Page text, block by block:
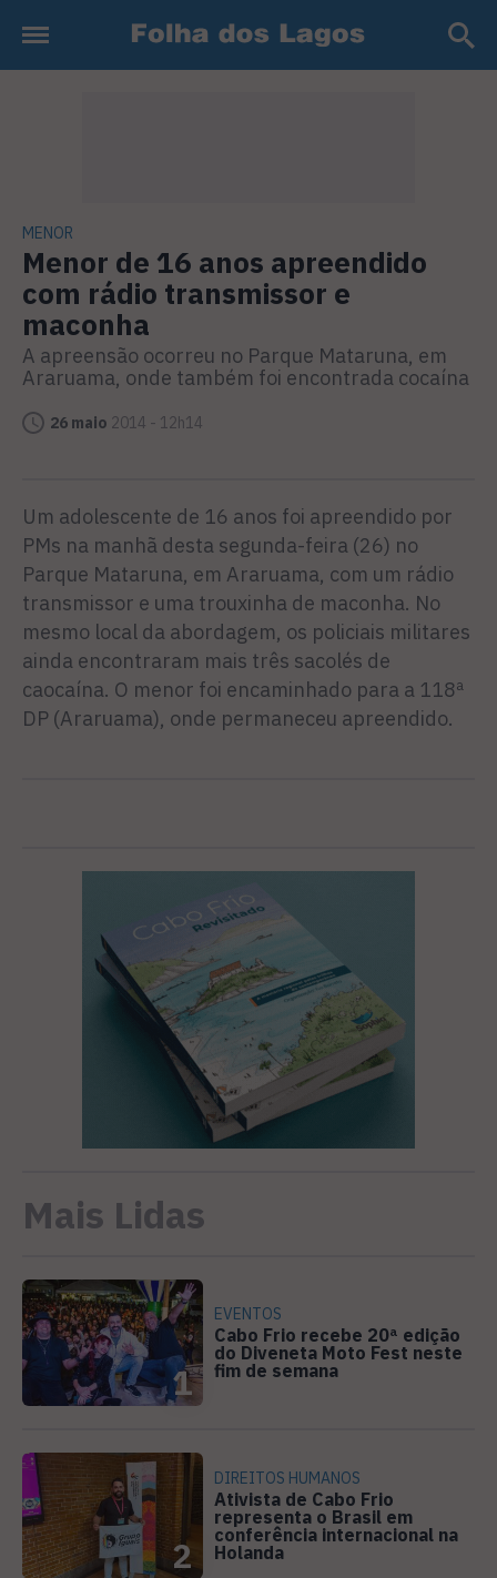
MENOR
Menor de 16 anos apreendido
com rádio transmissor e
maconha
A apreensão ocorreu no Parque Mataruna, em
Araruama, onde também foi encontrada cocaína
26 maio 2014 - 12h14
Um adolescente de 16 anos foi apreendido por
PMs na manhã desta segunda-feira (26) no
Parque Mataruna, em Araruama, com um rádio
transmissor e uma trouxinha de maconha. No
mesmo local da abordagem, os policiais militares
ainda encontraram mais três sacolés de
caocaína. O menor foi encaminhado para a 118ª
DP (Araruama), onde permaneceu apreendido.
Mais Lidas
1
EVENTOS
Cabo Frio recebe 20ª edição
do Diveneta Moto Fest neste
fim de semana
2
DIREITOS HUMANOS
Ativista de Cabo Frio
representa o Brasil em
conferência internacional na
Holanda